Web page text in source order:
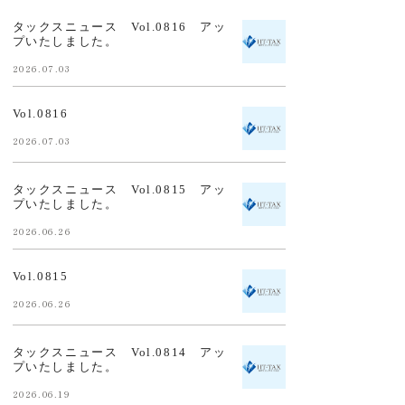
タックスニュース Vol.0816 アッ
プいたしました。
2026.07.03
Vol.0816
2026.07.03
タックスニュース Vol.0815 アッ
プいたしました。
2026.06.26
Vol.0815
2026.06.26
タックスニュース Vol.0814 アッ
プいたしました。
2026.06.19